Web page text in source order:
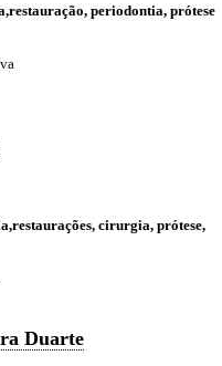
periodontia, prótese
cirurgia, prótese,
Duarte